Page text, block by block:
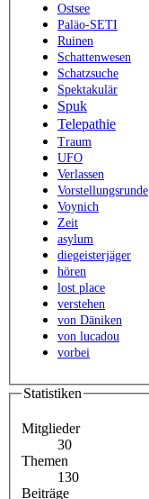
Ostsee
Paläo-SETI
Ruinen
Schattenwesen
Schatzsuche
Spektakulär
Spuk
Telepathie
Traum
UFO
Verlassen
Vorstellungsrunde
Voynich
Zeit
asylum
diegeisterjäger
hören
lost place
verstehen
von Däniken
von lucadou
vorbei
Statistiken
Mitglieder
30
Themen
130
Beiträge